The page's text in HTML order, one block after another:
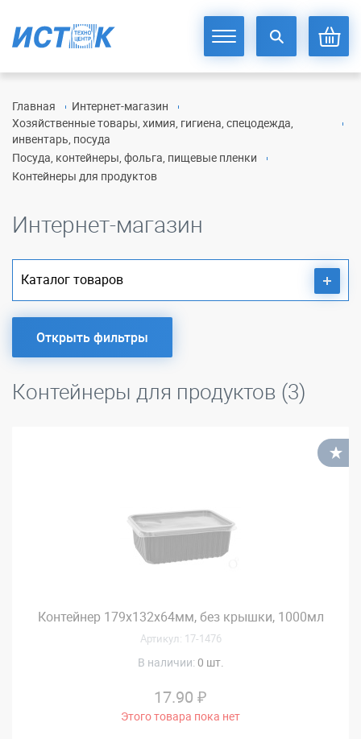
Главная
Интернет-магазин
Хозяйственные товары, химия, гигиена, спецодежда,
инвентарь, посуда
Посуда, контейнеры, фольга, пищевые пленки
Контейнеры для продуктов
Интернет-магазин
Каталог товаров
Открыть фильтры
Контейнеры для продуктов (3)
Контейнер 179х132х64мм, без крышки, 1000мл
Артикул: 17-1476
В наличии: 0 шт.
17.90 ₽
Этого товара пока нет